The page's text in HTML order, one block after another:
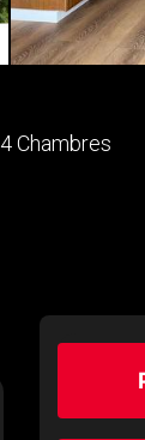
4 Chambres